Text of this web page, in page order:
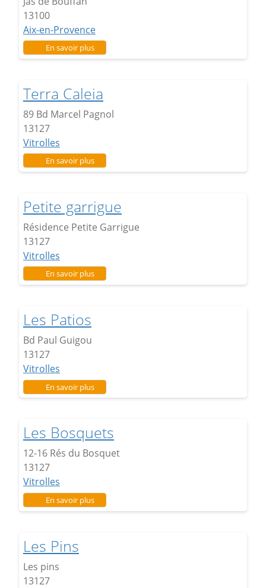
13100
Aix-en-Provence
En savoir plussur Quartier Jas de Bouffan
Terra Caleia
89 Bd Marcel Pagnol
13127
Vitrolles
En savoir plussur Terra Caleia
Petite garrigue
Résidence Petite Garrigue
13127
Vitrolles
En savoir plussur Petite garrigue
Les Patios
Bd Paul Guigou
13127
Vitrolles
En savoir plussur Les Patios
Les Bosquets
12-16 Rés du Bosquet
13127
Vitrolles
En savoir plussur Les Bosquets
Les Pins
Les pins
13127